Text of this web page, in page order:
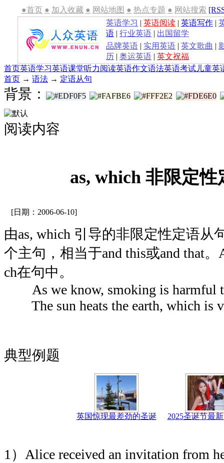
●首页 ● 加入收藏 ● 网站地图 ● 热点专题 ● 网站搜索
英语学习 | 英语阅读 | 英语写作 |
语 | 行业英语 | 出国留学
品牌英语 | 实用英语 | 英文歌曲 |
历 | 奥运英语 | 英文祝福
首页英语学习英语课堂听力阅读英语作文语法英语考试 儿童英
首页 → 语法 → 定语从句
背景：
阅读内容
as, which 非限定
[日期：2006-06-10]
由as, which 引导的非限定性定语从
个主句，相当于and this或and that
ch在句中。
As we know, smoking is harmful
The sun heats the earth, which is
典型例题
英国惊现最差劲的圣诞 2025圣诞节最
1）Alice received an invitation from